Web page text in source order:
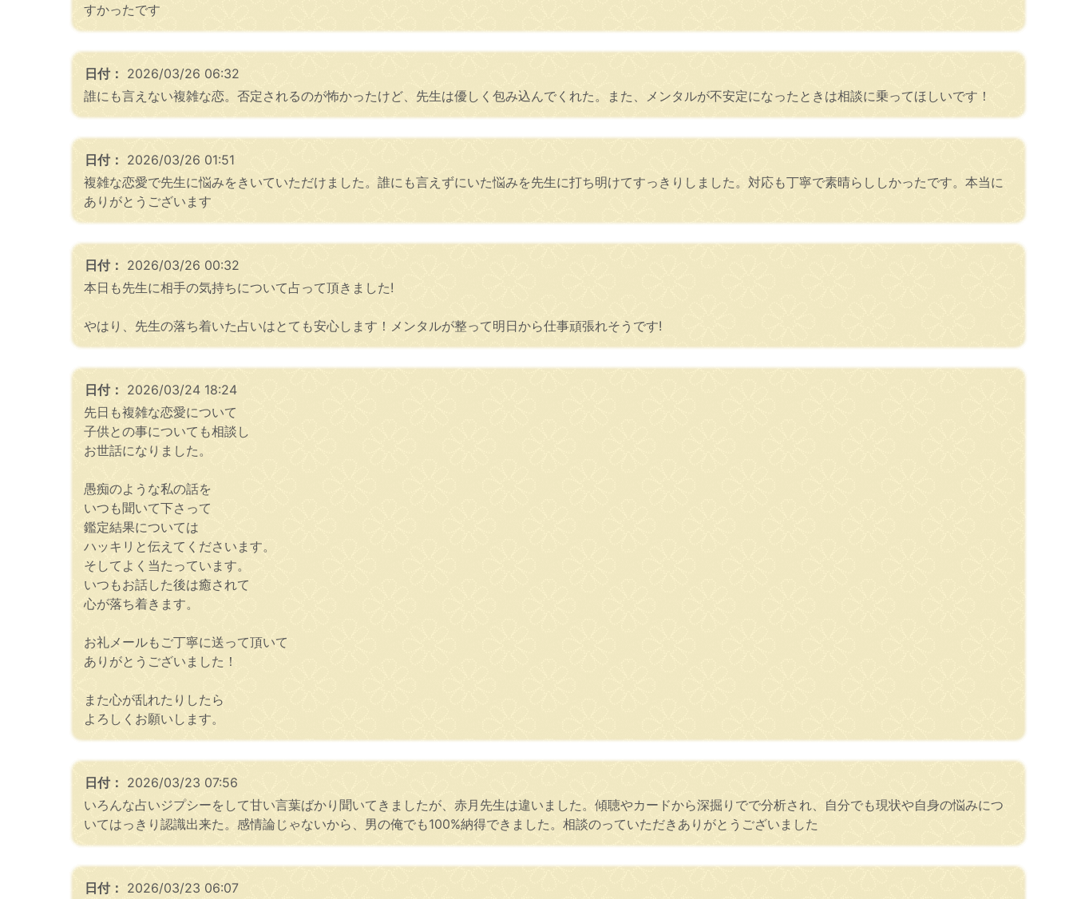
すかったです
日付： 2026/03/26 06:32
誰にも言えない複雑な恋。否定されるのが怖かったけど、先生は優しく包み込んでくれた。また、メンタルが不安定になったときは相談に乗ってほしいです！
日付： 2026/03/26 01:51
複雑な恋愛で先生に悩みをきいていただけました。誰にも言えずにいた悩みを先生に打ち明けてすっきりしました。対応も丁寧で素晴らししかったです。本当に
ありがとうございます
日付： 2026/03/26 00:32
本日も先生に相手の気持ちについて占って頂きました!
やはり、先生の落ち着いた占いはとても安心します！メンタルが整って明日から仕事頑張れそうです!
日付： 2026/03/24 18:24
先日も複雑な恋愛について
子供との事についても相談し
お世話になりました。
愚痴のような私の話を
いつも聞いて下さって
鑑定結果については
ハッキリと伝えてくださいます。
そしてよく当たっています。
いつもお話した後は癒されて
心が落ち着きます。
お礼メールもご丁寧に送って頂いて
ありがとうございました！
また心が乱れたりしたら
よろしくお願いします。
日付： 2026/03/23 07:56
いろんな占いジプシーをして甘い言葉ばかり聞いてきましたが、赤月先生は違いました。傾聴やカードから深掘りでで分析され、自分でも現状や自身の悩みにつ
いてはっきり認識出来た。感情論じゃないから、男の俺でも100%納得できました。相談のっていただきありがとうございました
日付： 2026/03/23 06:07